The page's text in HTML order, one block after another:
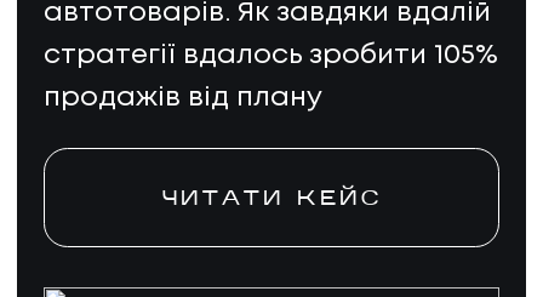
автотоварів. Як завдяки вдалій
стратегії вдалось зробити 105%
продажів від плану
ЧИТАТИ КЕЙС